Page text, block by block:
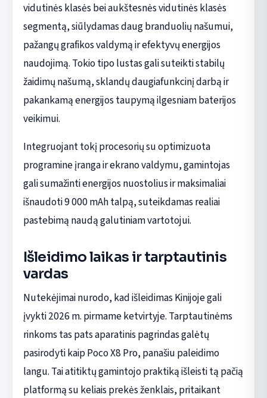
vidutinės klasės bei aukštesnės vidutinės klasės
segmentą, siūlydamas daug branduolių našumui,
pažangų grafikos valdymą ir efektyvų energijos
naudojimą. Tokio tipo lustas gali suteikti stabilų
žaidimų našumą, sklandų daugiafunkcinį darbą ir
pakankamą energijos taupymą ilgesniam baterijos
veikimui.
Integruojant tokį procesorių su optimizuota
programine įranga ir ekrano valdymu, gamintojas
gali sumažinti energijos nuostolius ir maksimaliai
išnaudoti 9 000 mAh talpą, suteikdamas realiai
pastebimą naudą galutiniam vartotojui.
Išleidimo laikas ir tarptautinis
vardas
Nutekėjimai nurodo, kad išleidimas Kinijoje gali
įvykti 2026 m. pirmame ketvirtyje. Tarptautinėms
rinkoms tas pats aparatinis pagrindas galėtų
pasirodyti kaip Poco X8 Pro, panašiu paleidimo
langu. Tai atitiktų gamintojo praktiką išleisti tą pačią
platformą su keliais prekės ženklais, pritaikant